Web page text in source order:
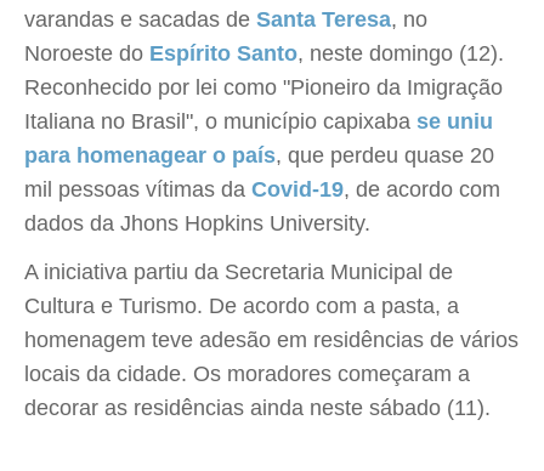
varandas e sacadas de Santa Teresa, no
Noroeste do Espírito Santo, neste domingo (12).
Reconhecido por lei como "Pioneiro da Imigração
Italiana no Brasil", o município capixaba se uniu
para homenagear o país, que perdeu quase 20
mil pessoas vítimas da Covid-19, de acordo com
dados da Jhons Hopkins University.
A iniciativa partiu da Secretaria Municipal de
Cultura e Turismo. De acordo com a pasta, a
homenagem teve adesão em residências de vários
locais da cidade. Os moradores começaram a
decorar as residências ainda neste sábado (11).